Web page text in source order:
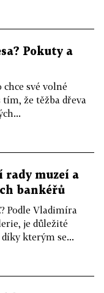
Pokuty a
chce své volné
že těžba dřeva
rady muzeí a
bankéřů
Podle Vladimíra
je důležité
kterým se...